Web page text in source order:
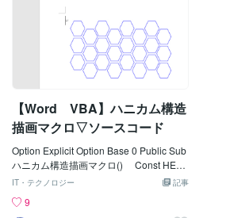
'横/描画数 Const PRLLROWS = 7
'縦/描画数 ' Const PRLLL
NWE = 1.5 '線の太さ Const P
RLLANGL = 0.5 '辺の傾き '--
-------------------------------------------------------
------------------ Dim Ip As Integer, Jp As I
nteger Dim Kp As Integer,
【Word VBA】ハニカム構造
描画マクロ▽ソースコード
Option Explicit Option Base 0 Public Sub
ハニカム構造描画マクロ() Const HEXA
XCNT = 7 '横方向六角
'横方向六角形数 ' Const HEXA
記事
IT・テクノロジー
9